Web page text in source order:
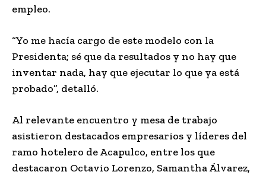
empleo.
“Yo me hacía cargo de este modelo con la
Presidenta; sé que da resultados y no hay que
inventar nada, hay que ejecutar lo que ya está
probado”, detalló.
Al relevante encuentro y mesa de trabajo
asistieron destacados empresarios y líderes del
ramo hotelero de Acapulco, entre los que
destacaron Octavio Lorenzo, Samantha Álvarez,